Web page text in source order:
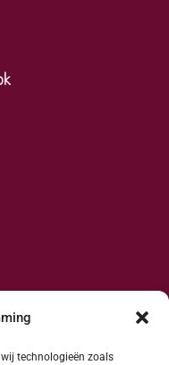
technologieën zoals